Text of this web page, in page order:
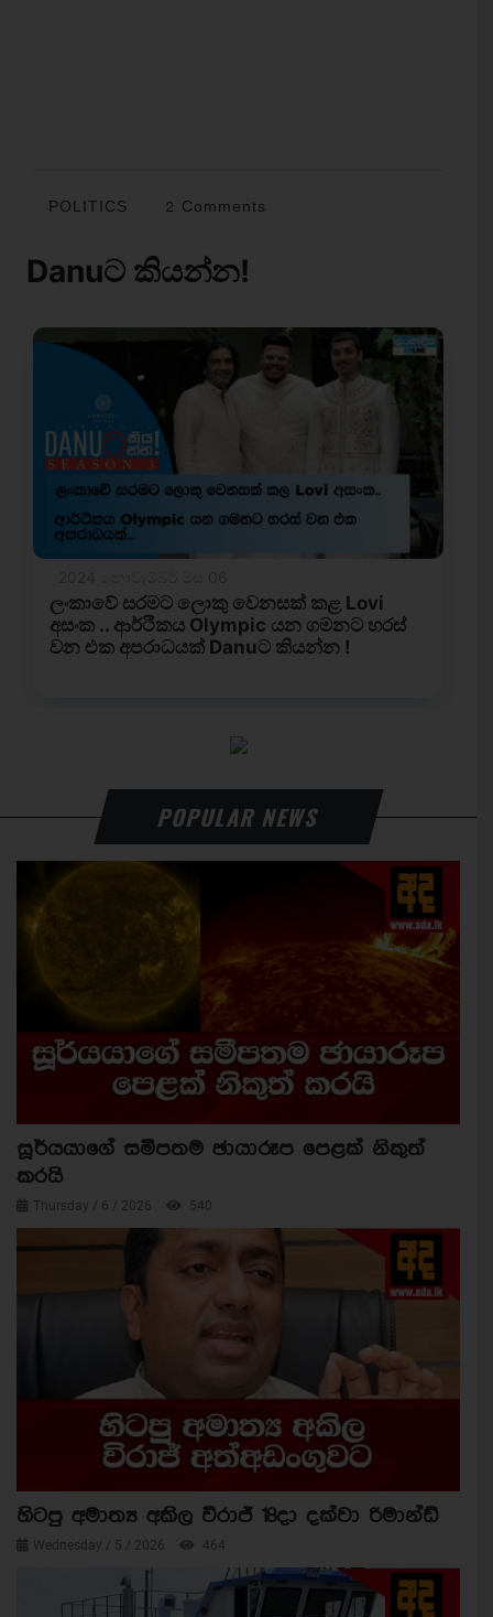
POLITICS 2 Comments
POPULAR NEWS
සූර්යයාගේ සමීපතම ඡායාරූප පෙළක් නිකුත්
කරයි
Thursday / 6 / 2026 540
හිටපු අමාත්‍ය අකිල විරාජ් 18දා දක්වා රිමාන්ඩ්
Wednesday / 5 / 2026 464